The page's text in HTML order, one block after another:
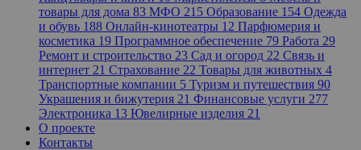
товары для дома 83 МФО 215 Образование 154 Одежда
и обувь 188 Онлайн-кинотеатры 12 Парфюмерия и
косметика 19 Программное обеспечение 79 Работа 29
Ремонт и строительство 23 Сад и огород 22 Связь и
интернет 21 Страхование 22 Товары для животных 4
Транспортные компании 5 Туризм и путешествия 90
Украшения и бижутерия 21 Финансовые услуги 277
Электроника 13 Ювелирные изделия 21
О проекте
Контакты